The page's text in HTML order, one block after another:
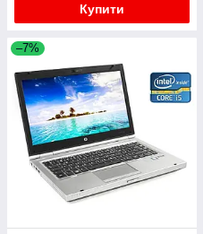
Купити
–7%